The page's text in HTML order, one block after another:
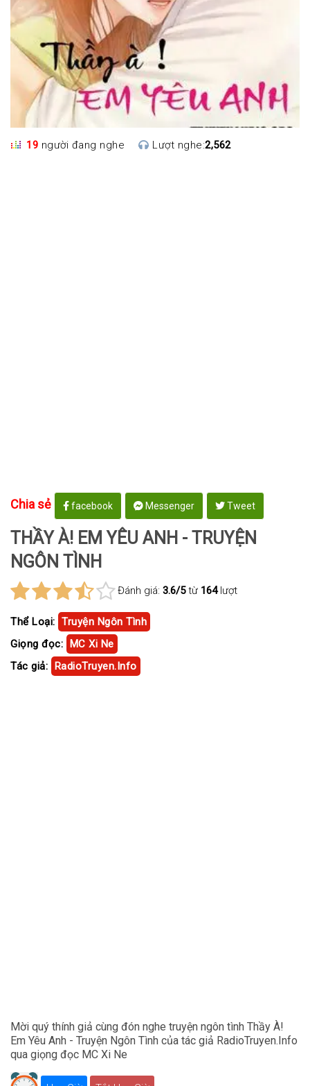
19 người đang nghe Lượt nghe:2,562
Chia sẻ facebook Messenger Tweet
THẦY À! EM YÊU ANH - TRUYỆN
NGÔN TÌNH
Đánh giá: 3.6/5từ 164lượt
Thể Loại: Truyện Ngôn Tình
Giọng đọc: MC Xi Ne
Tác giả: RadioTruyen.Info
Mời quý thính giả cùng đón nghe truyện ngôn tình Thầy À!
Em Yêu Anh - Truyện Ngôn Tình của tác giả RadioTruyen.Info
qua giọng đọc MC Xi Ne